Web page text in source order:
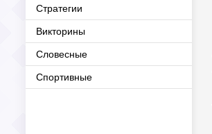
Стратегии
Викторины
Словесные
Спортивные